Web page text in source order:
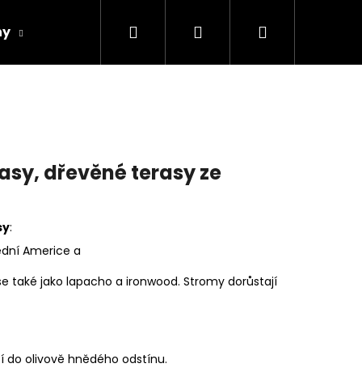
Fasády Řezivo
Hledat PřihlášeníNákupní
dřevěné terasy ze
:
Americe a
také jako lapacho a ironwood. Stromy dorůstají
olivově hnědého odstínu.